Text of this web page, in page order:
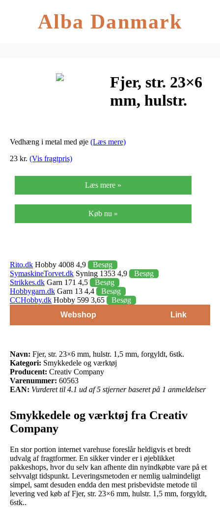
Alba Danmark
Fjer, str. 23×6
mm, hulstr.
forgyldt, 6stk.
Vedhæng i metal med øje (Læs mere)
23 kr. (Vis fragtpris)
Læs mere »
Køb nu »
Rito.dk Hobby 4008 4,9
Besøg
SymaskineTorvet.dk Syning 1353 4,9
Besøg
Strikkes.dk Garn 171 4,5
Besøg
Hobbygarn.dk Garn 13 4,4
Besøg
CCHobby.dk Hobby 599 3,65
Besøg
Webshop
Link
Navn: Fjer, str. 23×6 mm, hulstr. 1,5 mm, forgyldt, 6stk.
Kategori: Smykkedele og værktøj
Producent: Creativ Company
Varenummer: 60563
EAN: Vurderet til 4.1 ud af 5 stjerner baseret på 1 anmeldelser
Smykkedele og værktøj fra Creativ
Company
En stor portion internet varehuse foreslår heldigvis et bredt
udvalg af fragtformer. En sikker vinder er i øjeblikket
pakkeshops, hvor du selv kan afhente din nyindkøbte vare på et
selvvalgt tidspunkt. Leveringsmetoden er nemlig ualmindeligt
simpel, samt desuden endda den mest prisbevidste metode til
levering ved køb af Fjer, str. 23×6 mm, hulstr. 1,5 mm, forgyldt,
6stk..